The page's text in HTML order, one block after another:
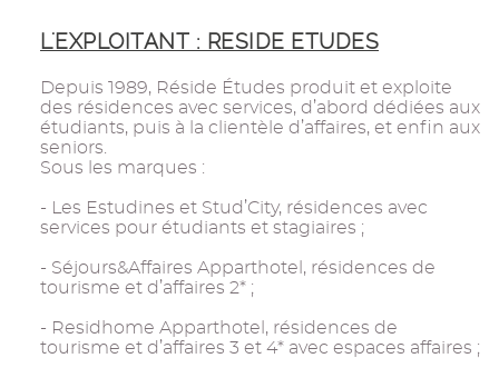
L'EXPLOITANT : RESIDE ETUDES
Depuis 1989, Réside Études produit et exploite
des résidences avec services, d’abord dédiées aux
étudiants, puis à la clientèle d’affaires, et enfin aux
seniors.
Sous les marques :
- Les Estudines et Stud’City, résidences avec
services pour étudiants et stagiaires ;
- Séjours&Affaires Apparthotel, résidences de
tourisme et d’affaires 2* ;
- Residhome Apparthotel, résidences de
tourisme et d’affaires 3 et 4* avec espaces affaires ;